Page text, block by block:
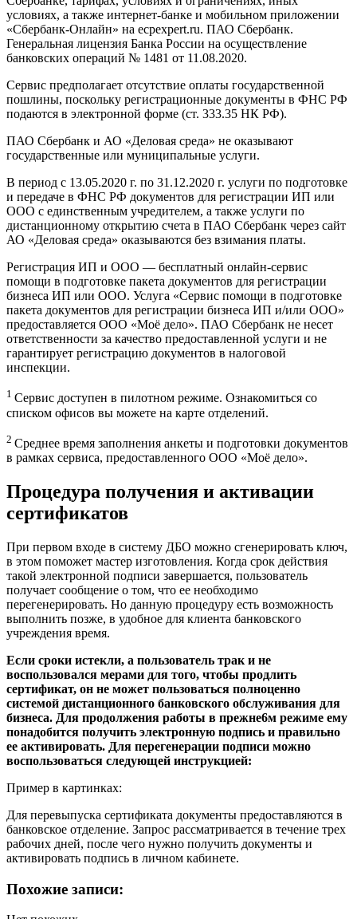
условиях, а также интернет-банке и мобильном приложении
«Сбербанк-Онлайн» на ecpexpert.ru. ПАО Сбербанк.
Генеральная лицензия Банка России на осуществление
банковских операций № 1481 от 11.08.2020.
Сервис предполагает отсутствие оплаты государственной
пошлины, поскольку регистрационные документы в ФНС РФ
подаются в электронной форме (ст. 333.35 НК РФ).
ПАО Сбербанк и АО «Деловая среда» не оказывают
государственные или муниципальные услуги.
В период с 13.05.2020 г. по 31.12.2020 г. услуги по подготовке
и передаче в ФНС РФ документов для регистрации ИП или
ООО с единственным учредителем, а также услуги по
дистанционному открытию счета в ПАО Сбербанк через сайт
АО «Деловая среда» оказываются без взимания платы.
Регистрация ИП и ООО — бесплатный онлайн-сервис
помощи в подготовке пакета документов для регистрации
бизнеса ИП или ООО. Услуга «Сервис помощи в подготовке
пакета документов для регистрации бизнеса ИП и/или ООО»
предоставляется ООО «Моё дело». ПАО Сбербанк не несет
ответственности за качество предоставленной услуги и не
гарантирует регистрацию документов в налоговой
инспекции.
1 Сервис доступен в пилотном режиме. Ознакомиться со
списком офисов вы можете на карте отделений.
2 Среднее время заполнения анкеты и подготовки документов
в рамках сервиса, предоставленного ООО «Моё дело».
Процедура получения и активации
сертификатов
При первом входе в систему ДБО можно сгенерировать ключ,
в этом поможет мастер изготовления. Когда срок действия
такой электронной подписи завершается, пользователь
получает сообщение о том, что ее необходимо
перегенерировать. Но данную процедуру есть возможность
выполнить позже, в удобное для клиента банковского
учреждения время.
Если сроки истекли, а пользователь трак и не
воспользовался мерами для того, чтобы продлить
сертификат, он не может пользоваться полноценно
системой дистанционного банковского обслуживания для
бизнеса. Для продолжения работы в прежне6м режиме ему
понадобится получить электронную подпись и правильно
ее активировать. Для перегенерации подписи можно
воспользоваться следующей инструкцией:
Пример в картинках:
Для перевыпуска сертификата документы предоставляются в
банковское отделение. Запрос рассматривается в течение трех
рабочих дней, после чего нужно получить документы и
активировать подпись в личном кабинете.
Похожие записи: